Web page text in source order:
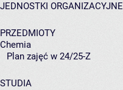
JEDNOSTKI ORGANIZACYJNE
PRZEDMIOTY
Chemia
Plan zajęć w 24/25-Z
STUDIA